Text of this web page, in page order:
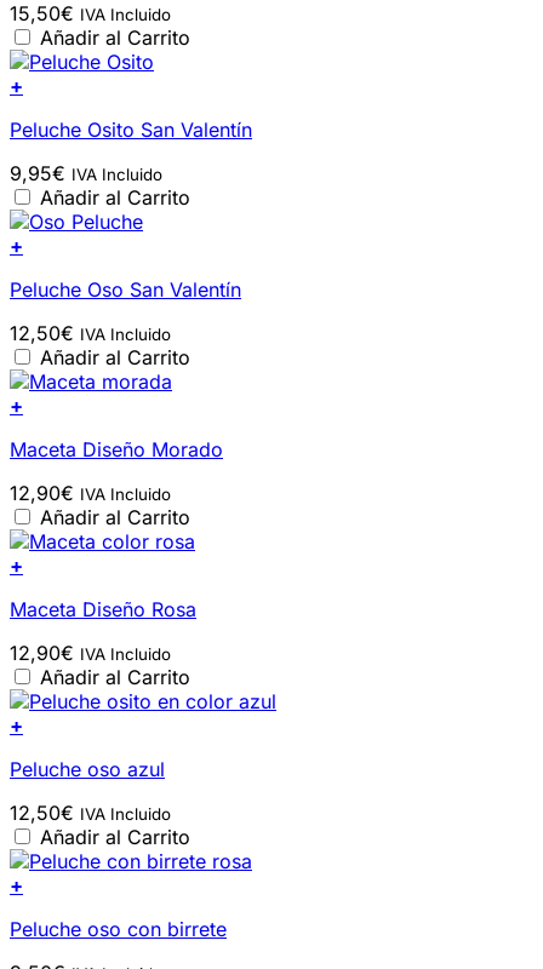
15,50€ IVA Incluido
Añadir al Carrito
+
Peluche Osito San Valentín
9,95€ IVA Incluido
Añadir al Carrito
+
Peluche Oso San Valentín
12,50€ IVA Incluido
Añadir al Carrito
+
Maceta Diseño Morado
12,90€ IVA Incluido
Añadir al Carrito
+
Maceta Diseño Rosa
12,90€ IVA Incluido
Añadir al Carrito
+
Peluche oso azul
12,50€ IVA Incluido
Añadir al Carrito
+
Peluche oso con birrete